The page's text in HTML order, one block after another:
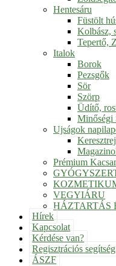
Hentesáru
Füstölt
Kolbász,
Tepertő,
Italok
Borok
Pezsgők
Sör
Szörp
Üdítő,
Minőségi
Ujságok
Prémium
VEGYIÁRU
HÁZTARTÁS
Hírek
Kapcsolat
Kérdése van?
Regisztrációs segítség
ÁSZF